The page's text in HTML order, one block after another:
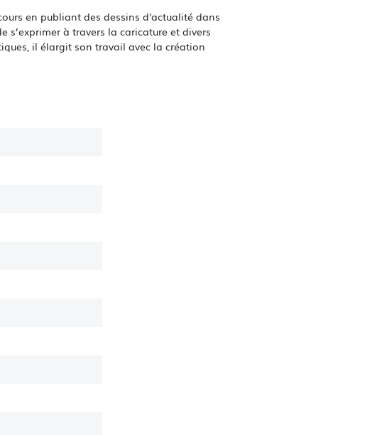
en publiant des dessins d'actualité dans
s’exprimer à travers la caricature et divers
il élargit son travail avec la création